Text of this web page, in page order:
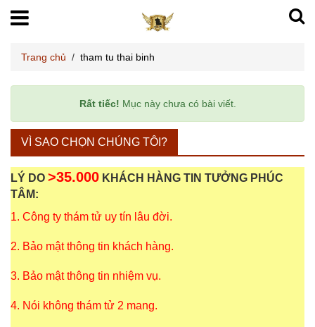
Trang chủ / tham tu thai binh
Rất tiếc! Mục này chưa có bài viết.
VÌ SAO CHỌN CHÚNG TÔI?
LÝ DO >35.000 KHÁCH HÀNG TIN TƯỞNG PHÚC
TÂM:
1. Công ty thám tử uy tín lâu đời.
2. Bảo mật thông tin khách hàng.
3. Bảo mật thông tin nhiệm vụ.
4. Nói không thám tử 2 mang.